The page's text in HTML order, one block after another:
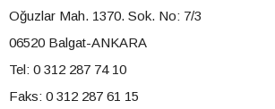
Oğuzlar Mah. 1370. Sok. No: 7/3
06520 Balgat-ANKARA
Tel: 0 312 287 74 10
Faks: 0 312 287 61 15